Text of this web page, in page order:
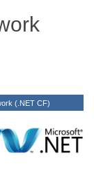
(.NET CF)